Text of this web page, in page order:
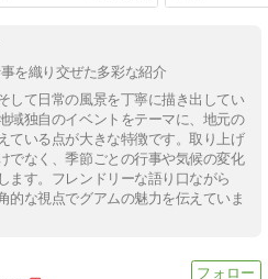
を織り交ぜた多彩な紹介
して日常の風景を丁寧に描き出してい
域独自のイベントをテーマに、地元の
ている点が大きな特徴です。取り上げ
でなく、季節ごとの行事や気候の変化
ます。フレンドリーな語り口ながら
的な視点でグアムの魅力を伝えていま